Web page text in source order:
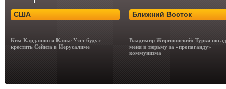
США
Ким Кардашян и Канье Уэст будут
крестить Сейнта в Иерусалиме
Ближний Восток
Владимир Жириновский: Турки
меня в тюрьму за «пропаганду»
коммунизма